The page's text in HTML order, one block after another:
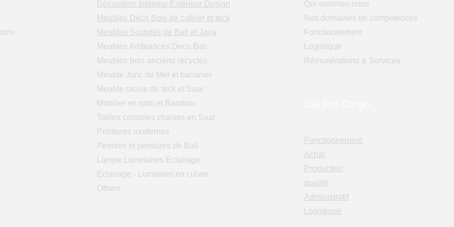
Décoration Intérieur Extérieur Design
Meubles Déco Bois de caféier et teck
Meubles Sculptés de Bali et Java
Meubles Ambiances Deco Bali
Meubles bois anciens recyclés
Meuble Jonc de Mer et bananier
Meuble racine de teck et Suar
Mobilier en rotin et Bambou
Tables consoles chaises en Suar
Peintures modernes
Peintres et peintures de Bali
Lampe Luminaires Eclairage
Eclairage - Lumaines en cuivre
Others
Qui sommes-nous
Nos domaines de compétences
Fonctionnement
Logistique
Rémunérations & Services
Fonctionnement
Achat
Production
qualité
Administratif
Logistique